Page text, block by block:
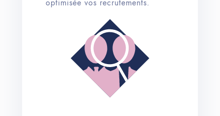
optimisée vos recrutements.